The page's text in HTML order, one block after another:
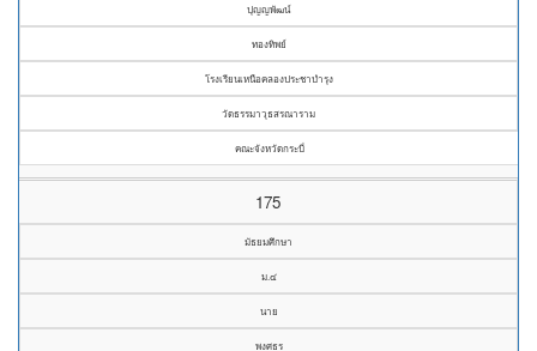
ปุญญพัฒน์
ทองทิพย์
โรงเรียนเหนือคลองประชาบำรุง
วัดธรรมาวุธสรณาราม
คณะจังหวัดกระบี่
175
มัธยมศึกษา
ม.๔
นาย
พงศธร